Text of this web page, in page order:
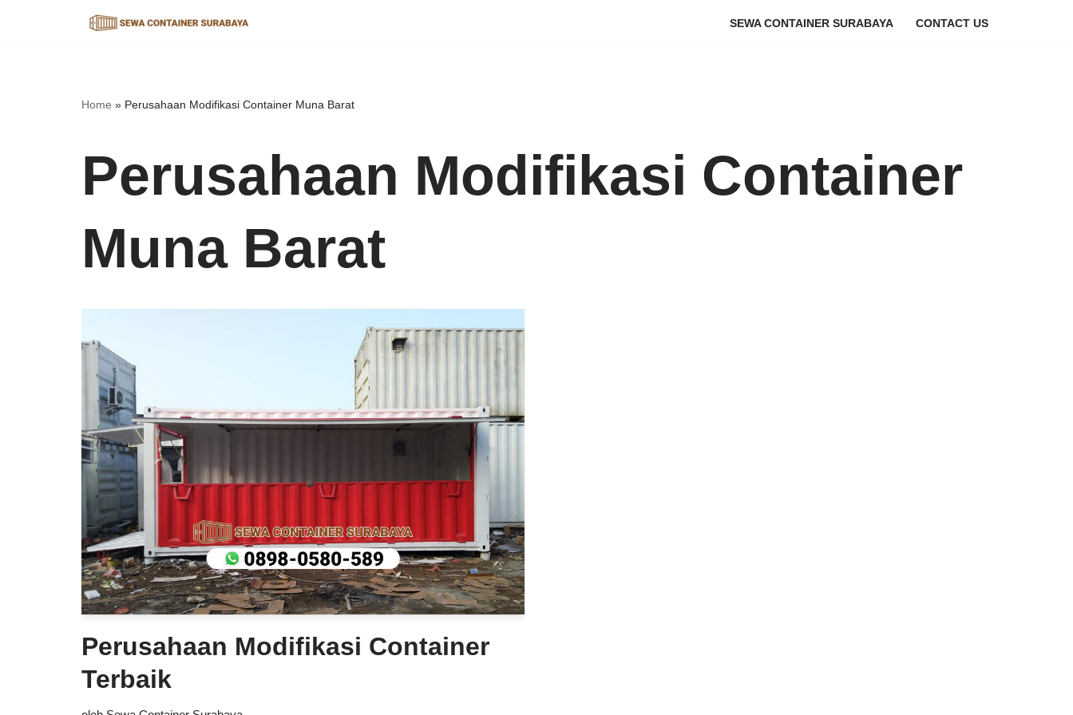
SEWA CONTAINER SURABAYA CONTACT US
Home » Perusahaan Modifikasi Container Muna Barat
Perusahaan Modifikasi Container
Muna Barat
Perusahaan Modifikasi Container
Terbaik